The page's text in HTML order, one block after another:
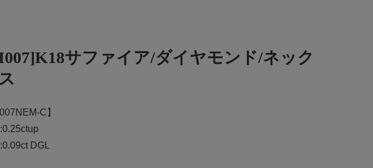
サファイア/ダイヤモンド/ネック
C】
DGL